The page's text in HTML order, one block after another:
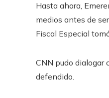
Hasta ahora,
medios antes de
Fiscal Especial
CNN pudo dialogar
defendido.